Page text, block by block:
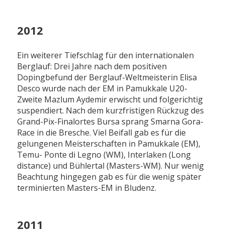
2012
Ein weiterer Tiefschlag für den internationalen
Berglauf: Drei Jahre nach dem positiven
Dopingbefund der Berglauf-Weltmeisterin Elisa
Desco wurde nach der EM in Pamukkale U20-
Zweite Mazlum Aydemir erwischt und folgerichtig
suspendiert. Nach dem kurzfristigen Rückzug des
Grand-Pix-Finalortes Bursa sprang Smarna Gora-
Race in die Bresche. Viel Beifall gab es für die
gelungenen Meisterschaften in Pamukkale (EM),
Temu- Ponte di Legno (WM), Interlaken (Long
distance) und Bühlertal (Masters-WM). Nur wenig
Beachtung hingegen gab es für die wenig später
terminierten Masters-EM in Bludenz.
2011